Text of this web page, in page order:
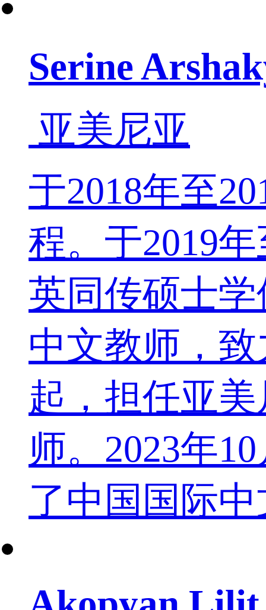
Serine
亚美尼亚
于2018年至
程。于2019
英同传硕士
中文教师，
起，担任亚
师。2023年
了中国国际